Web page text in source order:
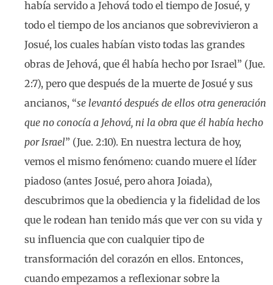
había servido a Jehová todo el tiempo de Josué, y
todo el tiempo de los ancianos que sobrevivieron a
Josué, los cuales habían visto todas las grandes
obras de Jehová, que él había hecho por Israel” (Jue.
2:7), pero que después de la muerte de Josué y sus
ancianos, “se levantó después de ellos otra generación
que no conocía a Jehová, ni la obra que él había hecho
por Israel” (Jue. 2:10). En nuestra lectura de hoy,
vemos el mismo fenómeno: cuando muere el líder
piadoso (antes Josué, pero ahora Joiada),
descubrimos que la obediencia y la fidelidad de los
que le rodean han tenido más que ver con su vida y
su influencia que con cualquier tipo de
transformación del corazón en ellos. Entonces,
cuando empezamos a reflexionar sobre la